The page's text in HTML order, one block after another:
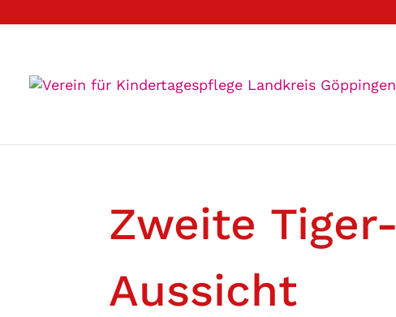
Zweite
Aussicht